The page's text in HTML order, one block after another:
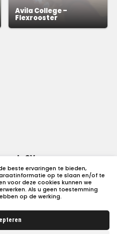
Avila College –
Flexrooster
OV
beste ervaringen te bieden,
op te slaan en/of te
voor deze cookies kunnen we
Als u geen toestemming
op de werking.